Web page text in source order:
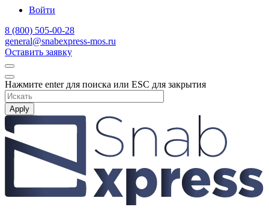
Войти
8 (800) 505-00-28
general@snabexpress-mos.ru
Оставить заявку
Нажмите enter для поиска или ESC для закрытия
Apply